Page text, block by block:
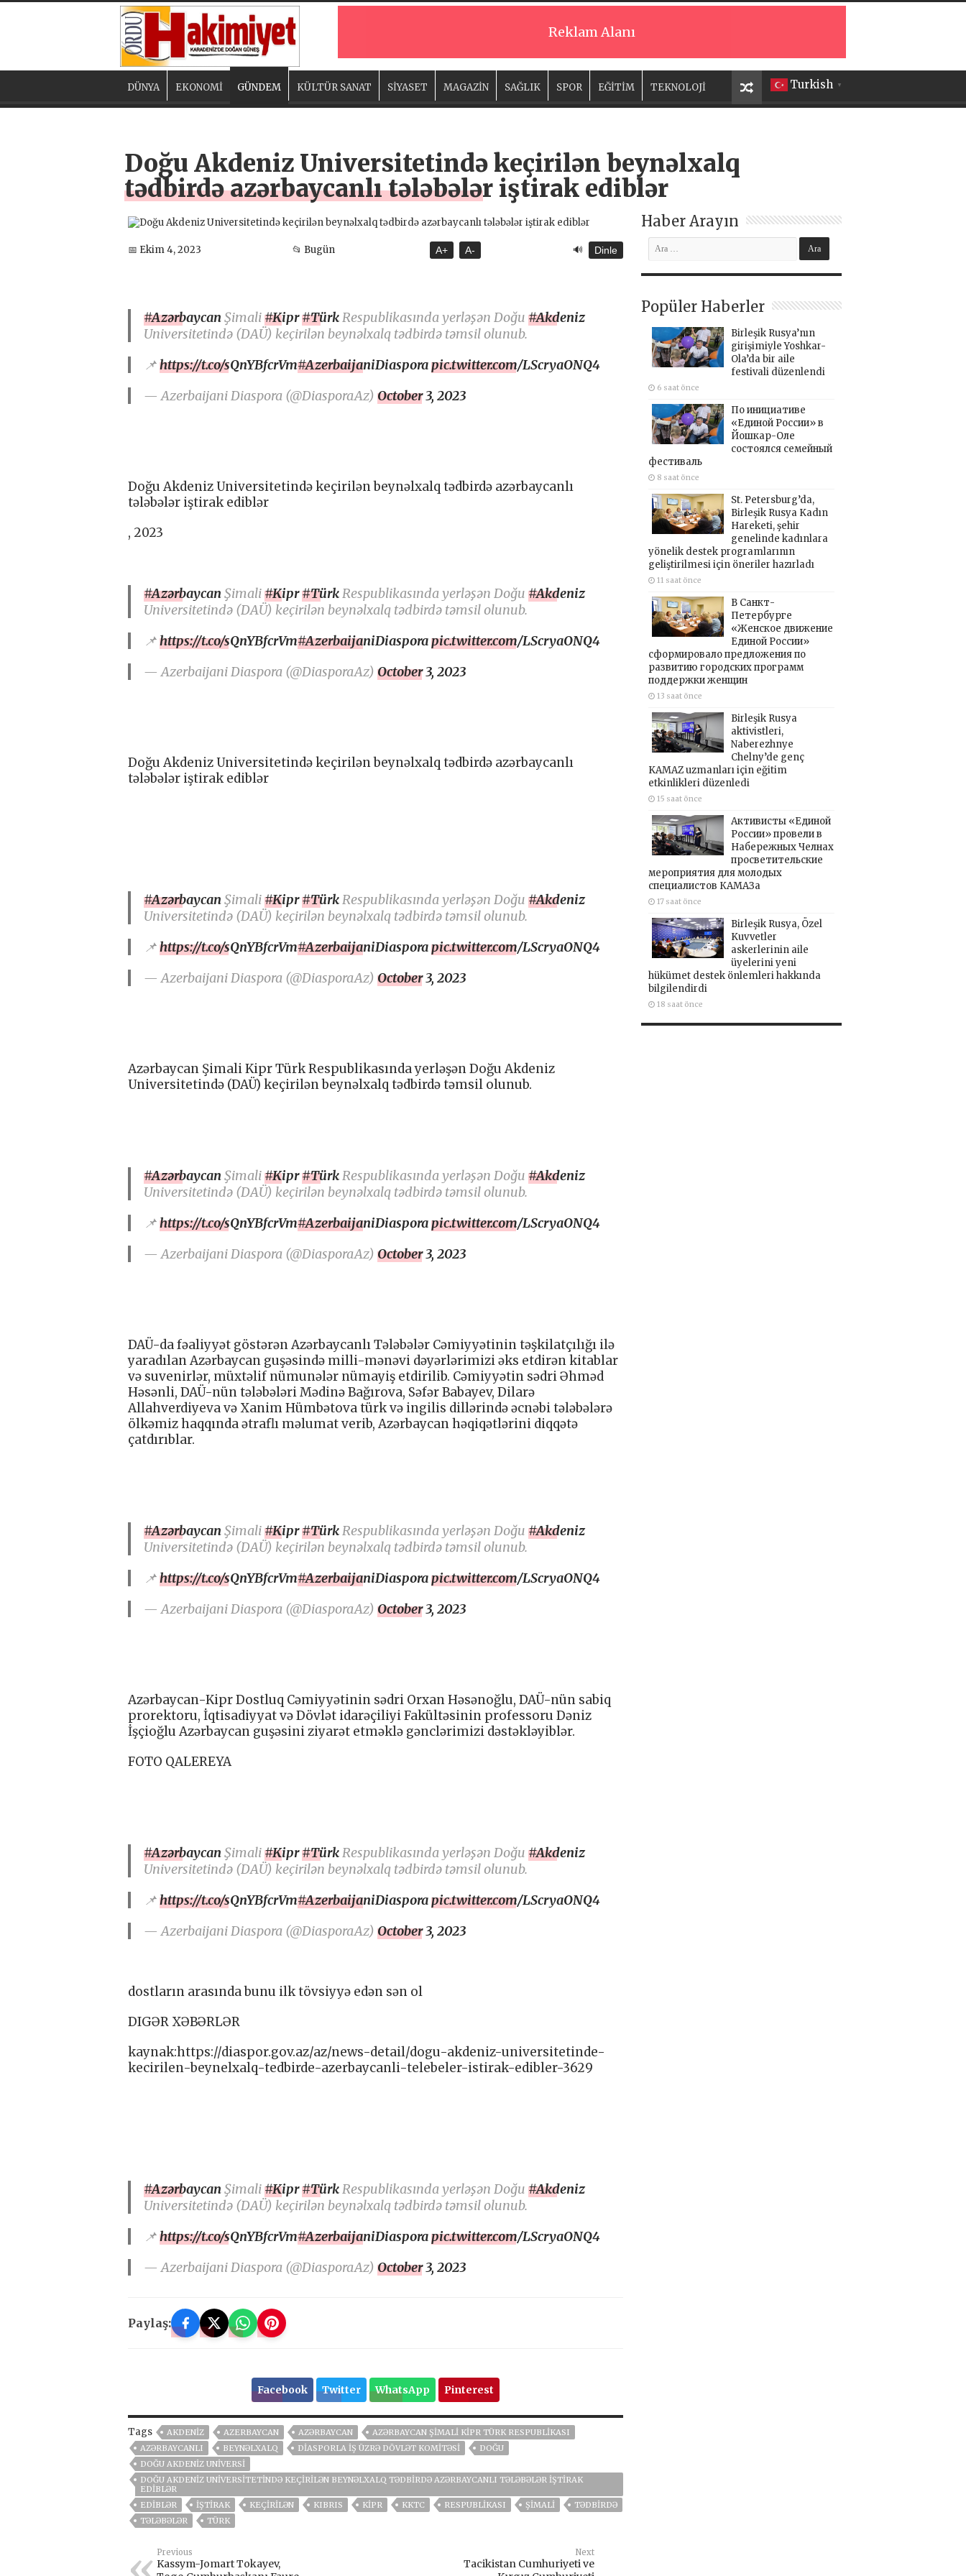
Reklam Alanı
Turkish ▼
DÜNYA EKONOMİ GÜNDEM KÜLTÜR SANAT SİYASET MAGAZİN SAĞLIK SPOR EĞİTİM TEKNOLOJİ
Doğu Akdeniz Universitetində keçirilən beynəlxalq
tədbirdə azərbaycanlı tələbələr iştirak ediblər
📅 Ekim 4, 2023 📂 Bugün A+ A- 🔊 Dinle
#AzərbaycanŞimali#Kipr#Türk Respublikasında yerləşən Doğu #Akdeniz
Universitetində (DAÜ) keçirilən beynəlxalq tədbirdə təmsil olunub.
📌https://t.co/sQnYBfcrVm#AzerbaijaniDiasporapic.twitter.com/LScryaONQ4
— Azerbaijani Diaspora (@DiasporaAz) October 3, 2023
Doğu Akdeniz Universitetində keçirilən beynəlxalq tədbirdə azərbaycanlı
tələbələr iştirak ediblər
, 2023
#AzərbaycanŞimali#Kipr#Türk Respublikasında yerləşən Doğu #Akdeniz
Universitetində (DAÜ) keçirilən beynəlxalq tədbirdə təmsil olunub.
📌https://t.co/sQnYBfcrVm#AzerbaijaniDiasporapic.twitter.com/LScryaONQ4
— Azerbaijani Diaspora (@DiasporaAz) October 3, 2023
Doğu Akdeniz Universitetində keçirilən beynəlxalq tədbirdə azərbaycanlı
tələbələr iştirak ediblər
#AzərbaycanŞimali#Kipr#Türk Respublikasında yerləşən Doğu #Akdeniz
Universitetində (DAÜ) keçirilən beynəlxalq tədbirdə təmsil olunub.
📌https://t.co/sQnYBfcrVm#AzerbaijaniDiasporapic.twitter.com/LScryaONQ4
— Azerbaijani Diaspora (@DiasporaAz) October 3, 2023
Azərbaycan Şimali Kipr Türk Respublikasında yerləşən Doğu Akdeniz
Universitetində (DAÜ) keçirilən beynəlxalq tədbirdə təmsil olunub.
#AzərbaycanŞimali#Kipr#Türk Respublikasında yerləşən Doğu #Akdeniz
Universitetində (DAÜ) keçirilən beynəlxalq tədbirdə təmsil olunub.
📌https://t.co/sQnYBfcrVm#AzerbaijaniDiasporapic.twitter.com/LScryaONQ4
— Azerbaijani Diaspora (@DiasporaAz) October 3, 2023
DAÜ-da fəaliyyət göstərən Azərbaycanlı Tələbələr Cəmiyyətinin təşkilatçılığı ilə
yaradılan Azərbaycan guşəsində milli-mənəvi dəyərlərimizi əks etdirən kitablar
və suvenirlər, müxtəlif nümunələr nümayiş etdirilib. Cəmiyyətin sədri Əhməd
Həsənli, DAÜ-nün tələbələri Mədinə Bağırova, Səfər Babayev, Dilarə
Allahverdiyeva və Xanim Hümbətova türk və ingilis dillərində əcnəbi tələbələrə
ölkəmiz haqqında ətraflı məlumat verib, Azərbaycan həqiqətlərini diqqətə
çatdırıblar.
#AzərbaycanŞimali#Kipr#Türk Respublikasında yerləşən Doğu #Akdeniz
Universitetində (DAÜ) keçirilən beynəlxalq tədbirdə təmsil olunub.
📌https://t.co/sQnYBfcrVm#AzerbaijaniDiasporapic.twitter.com/LScryaONQ4
— Azerbaijani Diaspora (@DiasporaAz) October 3, 2023
Azərbaycan-Kipr Dostluq Cəmiyyətinin sədri Orxan Həsənoğlu, DAÜ-nün sabiq
prorektoru, İqtisadiyyat və Dövlət idarəçiliyi Fakültəsinin professoru Dəniz
İşçioğlu Azərbaycan guşəsini ziyarət etməklə gənclərimizi dəstəkləyiblər.
FOTO QALEREYA
#AzərbaycanŞimali#Kipr#Türk Respublikasında yerləşən Doğu #Akdeniz
Universitetində (DAÜ) keçirilən beynəlxalq tədbirdə təmsil olunub.
📌https://t.co/sQnYBfcrVm#AzerbaijaniDiasporapic.twitter.com/LScryaONQ4
— Azerbaijani Diaspora (@DiasporaAz) October 3, 2023
dostların arasında bunu ilk tövsiyyə edən sən ol
DIGƏR XƏBƏRLƏR
kaynak:https://diaspor.gov.az/az/news-detail/dogu-akdeniz-universitetinde-
kecirilen-beynelxalq-tedbirde-azerbaycanli-telebeler-istirak-edibler-3629
#AzərbaycanŞimali#Kipr#Türk Respublikasında yerləşən Doğu #Akdeniz
Universitetində (DAÜ) keçirilən beynəlxalq tədbirdə təmsil olunub.
📌https://t.co/sQnYBfcrVm#AzerbaijaniDiasporapic.twitter.com/LScryaONQ4
— Azerbaijani Diaspora (@DiasporaAz) October 3, 2023
Paylaş:
Facebook Twitter WhatsApp Pinterest
Tags AKDENİZ AZERBAYCAN AZƏRBAYCAN
AZƏRBAYCAN ŞIMALI KIPR TÜRK RESPUBLIKASI
AZƏRBAYCANLI
BEYNƏLXALQ DIASPORLA İŞ ÜZRƏ DÖVLƏT KOMITƏSI
DOĞU
DOĞU AKDENIZ UNIVERSI
DOĞU AKDENIZ UNIVERSITETINDƏ KEÇIRILƏN BEYNƏLXALQ TƏDBIRDƏ AZƏRBAYCANLI TƏLƏBƏLƏR IŞTIRAK
EDIBLƏR
EDIBLƏR
IŞTIRAK KEÇIRILƏN KIBRIS KIPR KKTC RESPUBLIKASI ŞIMALI
TƏDBIRDƏ
TƏLƏBƏLƏR
TÜRK
Previous
Kassym-Jomart Tokayev,
Next
Tacikistan Cumhuriyeti ve
Haber Arayın
Popüler Haberler
Birleşik Rusya’nın
girişimiyle Yoshkar-
Ola’da bir aile
festivali düzenlendi
6 saat önce
По инициативе
«Единой России» в
Йошкар-Оле
состоялся семейный
фестиваль
8 saat önce
St. Petersburg’da,
Birleşik Rusya Kadın
Hareketi, şehir
genelinde kadınlara
yönelik destek programlarının
geliştirilmesi için öneriler hazırladı
11 saat önce
В Санкт-
Петербурге
«Женское движение
Единой России»
сформировало предложения по
развитию городских программ
поддержки женщин
13 saat önce
Birleşik Rusya
aktivistleri,
Naberezhnye
Chelny’de genç
KAMAZ uzmanları için eğitim
etkinlikleri düzenledi
15 saat önce
Активисты «Единой
России» провели в
Набережных Челнах
просветительские
мероприятия для молодых
специалистов КАМАЗа
17 saat önce
Birleşik Rusya, Özel
Kuvvetler
askerlerinin aile
üyelerini yeni
hükümet destek önlemleri hakkında
bilgilendirdi
18 saat önce